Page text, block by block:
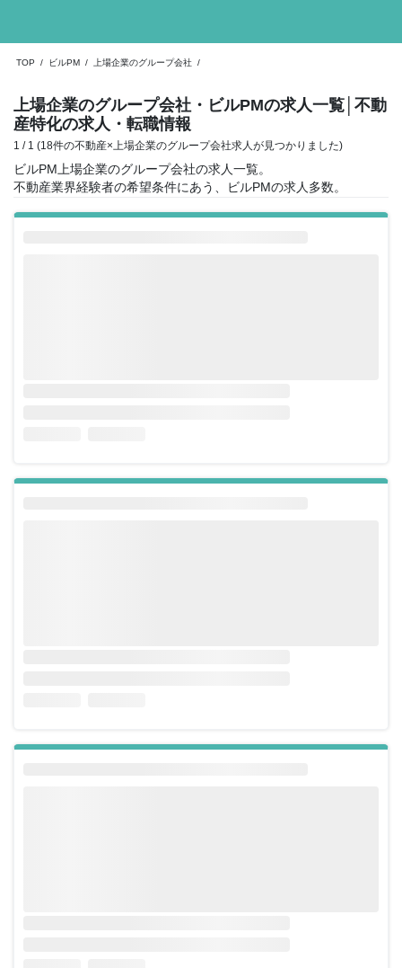
TOP / ビルPM / 上場企業のグループ会社 /
上場企業のグループ会社・ビルPMの求人一覧 │不動
産特化の求人・転職情報
1 / 1 (18件の不動産×上場企業のグループ会社求人が見つかりました)
ビルPM上場企業のグループ会社の求人一覧。
不動産業界経験者の希望条件にあう、ビルPMの求人多数。